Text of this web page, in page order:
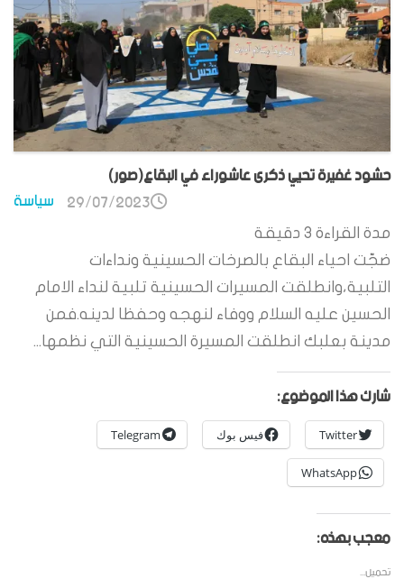
حشود غفيرة تحيي ذكرى عاشوراء في البقاع(صور)
سياسة 29/07/2023
مدة القراءة 3 دقيقة
ضجّت احياء البقاع بالصرخات الحسينية ونداءات
التلبية،وانطلقت المسيرات الحسينية تلبية لنداء الامام
الحسين عليه السلام ووفاء لنهجه وحفظا لدينه.فمن
مدينة بعلبك انطلقت المسيرة الحسينية التي نظمها...
شارك هذا الموضوع:
Twitter فيس بوك Telegram
WhatsApp
معجب بهذه:
تحميل...